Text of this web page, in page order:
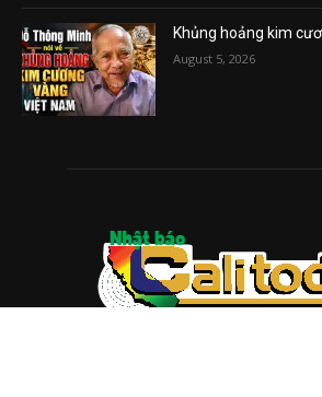
Khủng hoảng kim
August 5, 2026